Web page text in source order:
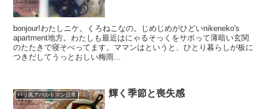
bonjour!わたしニケ。くろねこなの。じめじめがひどいnikeneko's
apartment地方。わたしも最近はにゃるそっくをサボって薄暗い玄関
のたたきで寝そべってます。ママンはというと、ひとり暮らしが板に
つきだしてうっとおしい梅雨...
パリ風アパルトマン日常 輝く季節と喪失感